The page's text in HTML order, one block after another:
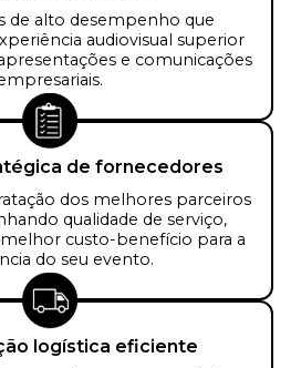
de alto desempenho que
audiovisual superior
e comunicações
de fornecedores
dos melhores parceiros
qualidade de serviço,
custo-benefício para a
do seu evento.
logística eficiente